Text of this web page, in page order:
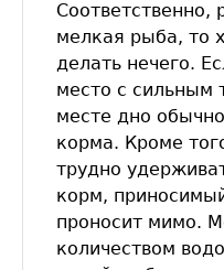
Соответственно,
мелкая рыба, то
делать нечего.
место с сильным
месте дно
корма. Кроме
трудно
корм,
проносит мимо.
количеством